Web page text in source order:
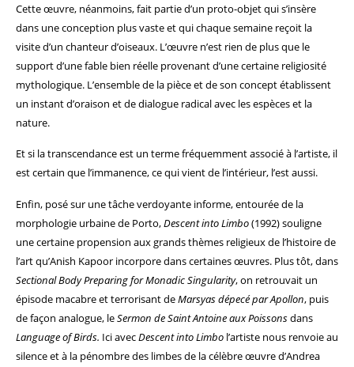
Cette œuvre, néanmoins, fait partie d’un proto-objet qui s’insère
dans une conception plus vaste et qui chaque semaine reçoit la
visite d’un chanteur d’oiseaux. L’œuvre n’est rien de plus que le
support d’une fable bien réelle provenant d’une certaine religiosité
mythologique. L’ensemble de la pièce et de son concept établissent
un instant d’oraison et de dialogue radical avec les espèces et la
nature.
Et si la transcendance est un terme fréquemment associé à l’artiste, il
est certain que l’immanence, ce qui vient de l’intérieur, l’est aussi.
Enfin, posé sur une tâche verdoyante informe, entourée de la
morphologie urbaine de Porto,Descent into Limbo(1992) souligne
une certaine propension aux grands thèmes religieux de l’histoire de
l’art qu’Anish Kapoor incorpore dans certaines œuvres. Plus tôt, dans
Sectional Body Preparing for Monadic Singularity, on retrouvait un
épisode macabre et terrorisant deMarsyas dépecé par Apollon, puis
de façon analogue, leSermon de Saint Antoine aux Poissonsdans
Language of Birds. Ici avecDescent into Limbo l’artiste nous renvoie au
silence et à la pénombre des limbes de la célèbre œuvre d’Andrea